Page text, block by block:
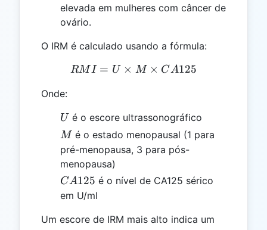
elevada em mulheres com câncer de
ovário.
O IRM é calculado usando a fórmula:
RMI = U \times M \times
RMI = U × M × CA125
Onde:
U
U é o escore ultrassonográfico
M
M é o estado menopausal (1 para
pré-menopausa, 3 para pós-
menopausa)
CA125
CA125 é o nível de CA125 sérico
em U/ml
Um escore de IRM mais alto indica um